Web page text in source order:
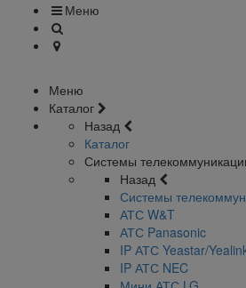
Меню
Меню
Каталог
Назад
Каталог
Системы
Назад
Системы
АТС W&T
АТС Panasonic
IP АТС Yeastar/
IP АТС NEC